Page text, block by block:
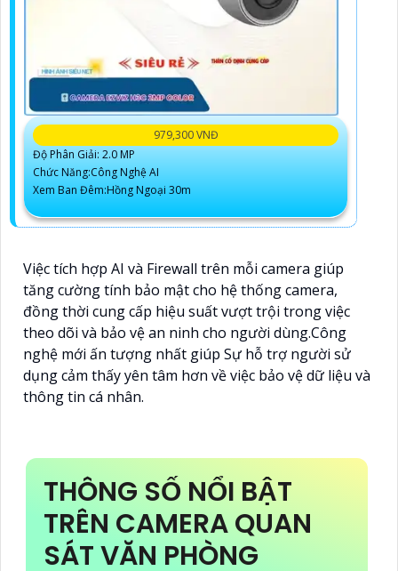
979,300 VNĐ
Độ Phân Giải: 2.0 MP
Chức Năng:Công Nghệ AI
Xem Ban Đêm:Hồng Ngoại 30m
Việc tích hợp AI và Firewall trên mỗi camera giúp
tăng cường tính bảo mật cho hệ thống camera,
đồng thời cung cấp hiệu suất vượt trội trong việc
theo dõi và bảo vệ an ninh cho người dùng.Công
nghệ mới ấn tượng nhất giúp Sự hỗ trợ người sử
dụng cảm thấy yên tâm hơn về việc bảo vệ dữ liệu và
thông tin cá nhân.
THÔNG SỐ NỔI BẬT
TRÊN CAMERA QUAN
SÁT VĂN PHÒNG